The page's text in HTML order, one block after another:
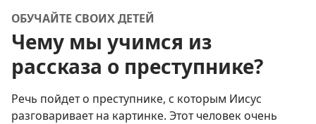
ОБУЧАЙТЕ СВОИХ ДЕТЕЙ
Чему мы учимся из
рассказа о преступнике?
Речь пойдет о преступнике, с которым Иисус
разговаривает на картинке. Этот человек очень